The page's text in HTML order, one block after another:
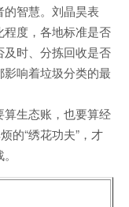
智慧。刘晶昊表
度，各地标准是否
时、分拣回收是否
响着垃圾分类的最
生态账，也要算经
的“绣花功夫”，才